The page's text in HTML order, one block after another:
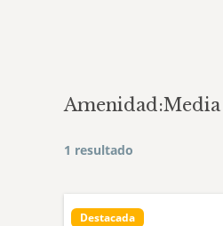
Amenidad:Media
1 resultado
Destacada